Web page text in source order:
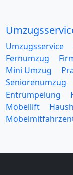
Umzugsservice
Fernumzug
Mini Umzug
Seniorenumzug
Entrümpelung
Möbellift